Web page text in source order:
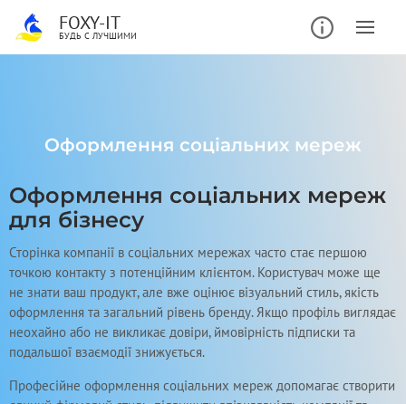
FOXY-IT
БУДЬ С ЛУЧШИМИ
Оформлення соціальних мереж
Оформлення соціальних мереж
для бізнесу
Сторінка компанії в соціальних мережах часто стає першою
точкою контакту з потенційним клієнтом. Користувач може ще
не знати ваш продукт, але вже оцінює візуальний стиль, якість
оформлення та загальний рівень бренду. Якщо профіль виглядає
неохайно або не викликає довіри, ймовірність підписки та
подальшої взаємодії знижується.
Професійне оформлення соціальних мереж допомагає створити